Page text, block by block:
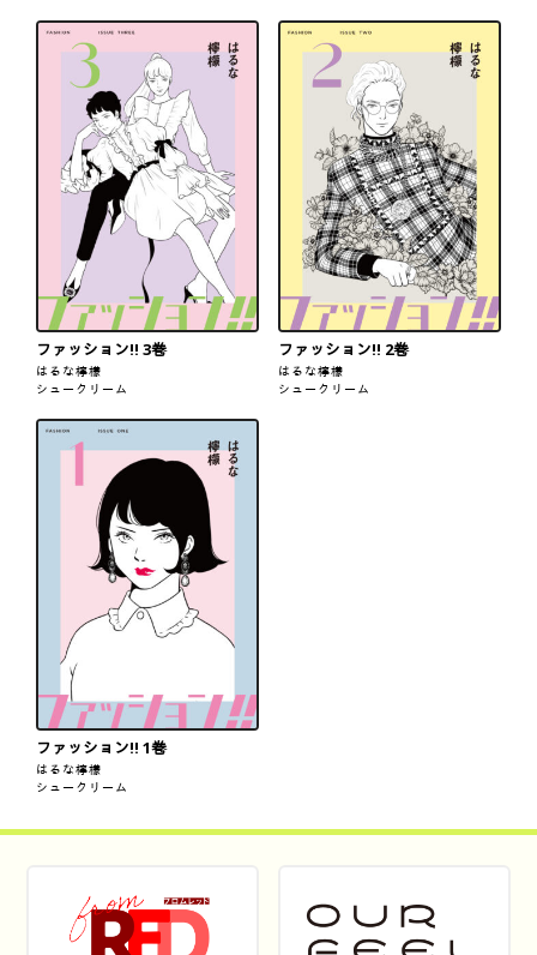
ファッション!! 3巻
はるな檸檬
シュークリーム
ファッション!! 2巻
はるな檸檬
シュークリーム
ファッション!! 1巻
はるな檸檬
シュークリーム